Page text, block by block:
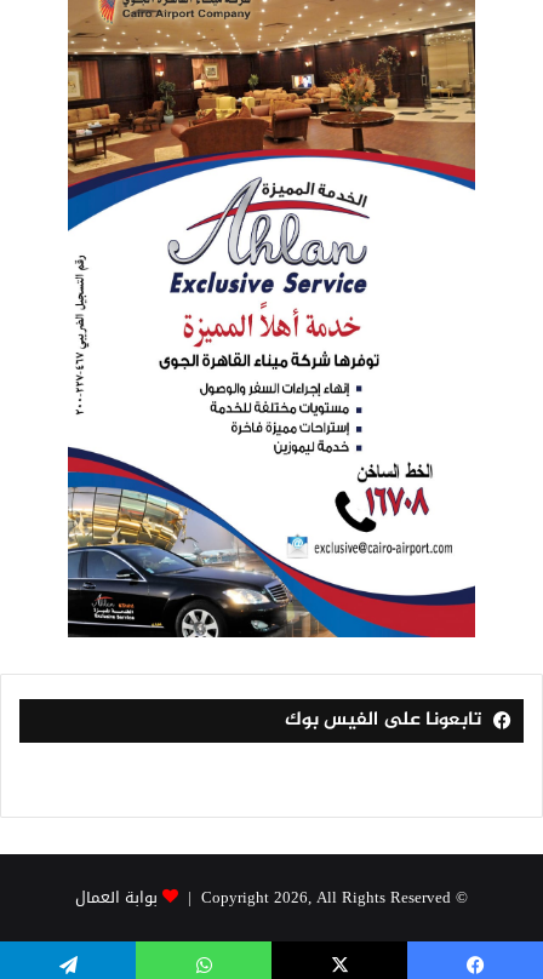
تابعونا على الفيس بوك
© Copyright 2026, All Rights Reserved | بوابة العمال